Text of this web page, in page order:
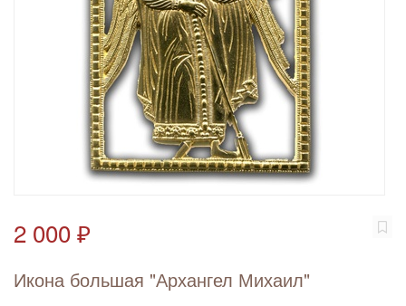
2 000 ₽
Икона большая "Архангел Михаил"